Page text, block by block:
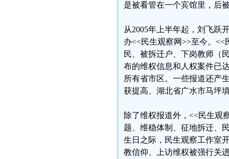
是被看管在一个宾馆里，后
从2005年上半年起，刘飞跃
办<<民生观察网>>至今。
民、被拆迁户、下岗教师（
布的维权信息和人权案件已
所有省市区。一些报道还产
获提高、湖北省广水市马坪
除了维权报道外，<<民生观
题、维稳体制、征地拆迁、
生日之际，民生观察工作室
教信仰、上访维权被强行关